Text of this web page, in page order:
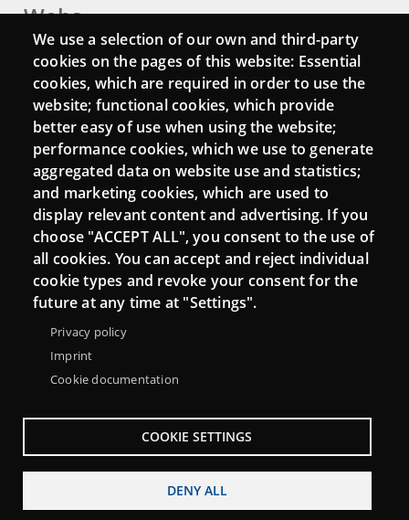
Webs
Login
Mattermost Punt TIC
Moodle CampusLab
Connect
Contact
Newsletters
We use a selection of our own and third-party
cookies on the pages of this website: Essential
cookies, which are required in order to use the
website; functional cookies, which provide
better easy of use when using the website;
performance cookies, which we use to generate
aggregated data on website use and statistics;
and marketing cookies, which are used to
display relevant content and advertising. If you
choose "ACCEPT ALL", you consent to the use of
all cookies. You can accept and reject individual
cookie types and revoke your consent for the
future at any time at "Settings".
Privacy policy
Imprint
Cookie documentation
COOKIE SETTINGS
DENY ALL